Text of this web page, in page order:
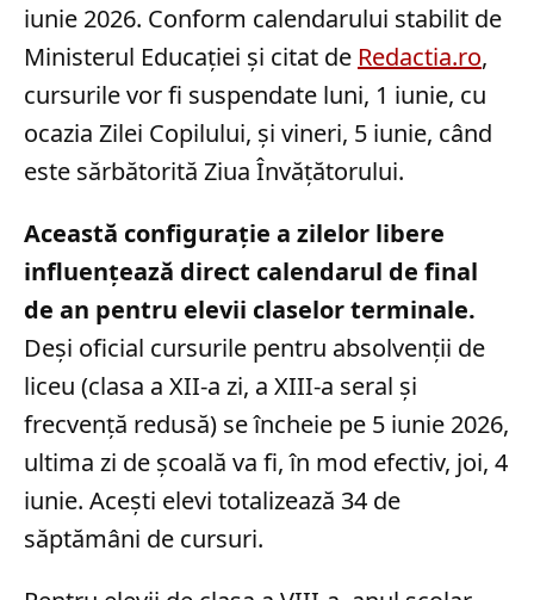
iunie 2026. Conform calendarului stabilit de
Ministerul Educației și citat de Redactia.ro,
cursurile vor fi suspendate luni, 1 iunie, cu
ocazia Zilei Copilului, și vineri, 5 iunie, când
este sărbătorită Ziua Învățătorului.
Această configurație a zilelor libere
influențează direct calendarul de final
de an pentru elevii claselor terminale.
Deși oficial cursurile pentru absolvenții de
liceu (clasa a XII-a zi, a XIII-a seral și
frecvență redusă) se încheie pe 5 iunie 2026,
ultima zi de școală va fi, în mod efectiv, joi, 4
iunie. Acești elevi totalizează 34 de
săptămâni de cursuri.